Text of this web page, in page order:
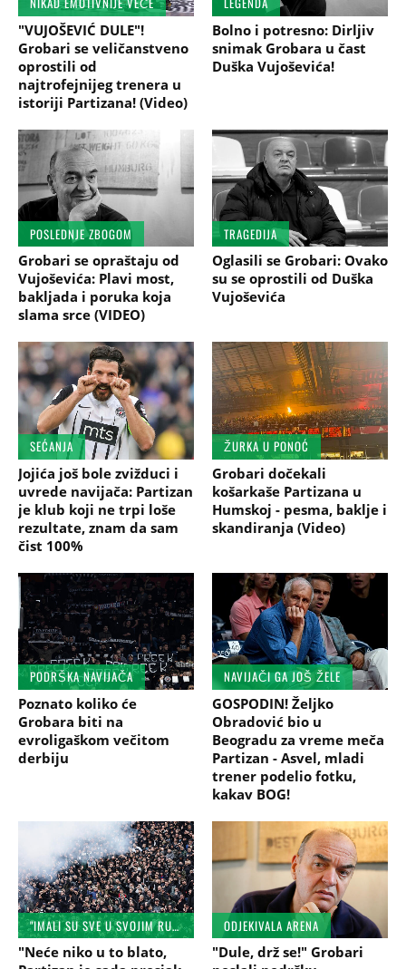
"VUJOŠEVIĆ DULE"!
Grobari se veličanstveno
oprostili od
najtrofejnijeg trenera u
istoriji Partizana! (Video)
Bolno i potresno: Dirljiv
snimak Grobara u čast
Duška Vujoševića!
POSLEDNJE ZBOGOM
Grobari se opraštaju od
Vujoševića: Plavi most,
bakljada i poruka koja
slama srce (VIDEO)
TRAGEDIJA
Oglasili se Grobari: Ovako
su se oprostili od Duška
Vujoševića
SEĆANJA
Jojića još bole zvižduci i
uvrede navijača: Partizan
je klub koji ne trpi loše
rezultate, znam da sam
čist 100%
ŽURKA U PONOĆ
Grobari dočekali
košarkaše Partizana u
Humskoj - pesma, baklje i
skandiranja (Video)
PODRŠKA NAVIJAČA
Poznato koliko će
Grobara biti na
evroligaškom večitom
derbiju
NAVIJAČI GA JOŠ ŽELE
GOSPODIN! Željko
Obradović bio u
Beogradu za vreme meča
Partizan - Asvel, mladi
trener podelio fotku,
kakav BOG!
"IMALI SU SVE U SVOJIM RUKAMA..."
"Neće niko u to blato,
ODJEKIVALA ARENA
"Dule, drž se!" Grobari